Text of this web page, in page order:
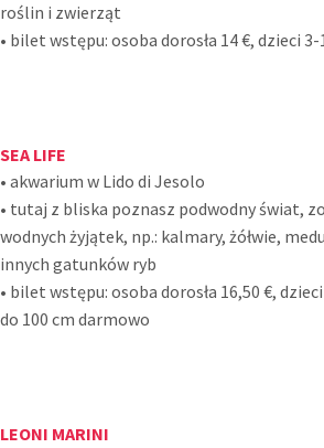
roślin i zwierząt
• bilet wstępu: osoba dorosła 14 €, dzieci
SEA LIFE
• akwarium w Lido di Jesolo
• tutaj z bliska poznasz podwodny świat,
wodnych żyjątek, np.: kalmary, żółwie,
innych gatunków ryb
• bilet wstępu: osoba dorosła 16,50 €,
do 100 cm darmowo
LEONI MARINI